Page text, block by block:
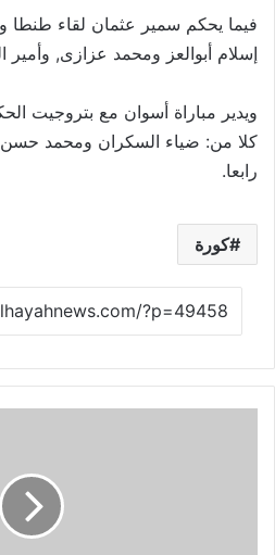
فيما يحكم سمير عثمان لقاء طنطا
إسلام أبوالعز ومحمد عزازى, وأمير
ويدير مباراة أسوان مع بتروجيت
كلا من: ضياء السكران ومحمد
رابعا.
كورة